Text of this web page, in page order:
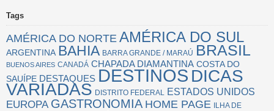
Tags
AMÉRICA DO NORTE AMÉRICA DO SUL
ARGENTINA BAHIA BARRA GRANDE / MARAÚ BRASIL
BUENOS AIRES CANADÁ CHAPADA DIAMANTINA COSTA DO
SAUÍPE DESTAQUES DESTINOS DICAS
VARIADAS DISTRITO FEDERAL ESTADOS UNIDOS
EUROPA GASTRONOMIA HOME PAGE ILHA DE